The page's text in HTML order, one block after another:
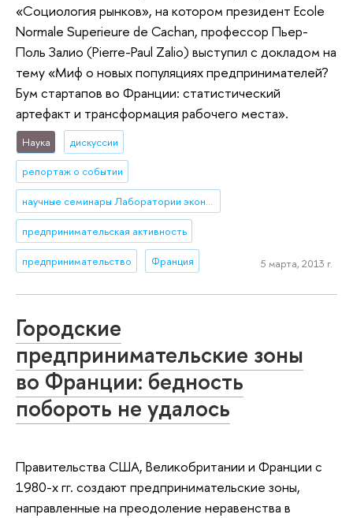
«Социология рынков», на котором президент Ecole
Normale Superieure de Cachan, профессор Пьер-
Поль Залио (Pierre-Paul Zalio) выступил с докладом на
тему «Миф о новых популяциях предпринимателей?
Бум стартапов во Франции: статистический
артефакт и трансформация рабочего места».
Наука дискуссии
репортаж о событии
научные семинары Лаборатории экономико-социологических исследований (ЛЭСИ)
предпринимательская активность
предпринимательство Франция 5 марта, 2013 г.
Городские
предпринимательские зоны
во Франции: бедность
побороть не удалось
Правительства США, Великобритании и Франции с
1980-х гг. создают предпринимательские зоны,
направленные на преодоление неравенства в